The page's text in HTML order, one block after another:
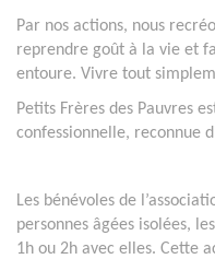
Par nos actions, nous
reprendre goût à la vie et
entoure. Vivre tout
Petits Frères des Pauvres
confessionnelle, reconnue
Les bénévoles de
personnes âgées isolées,
1h ou 2h avec elles. Cette